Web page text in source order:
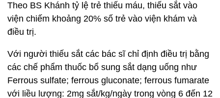
Theo BS Khánh tỷ lệ trẻ thiếu máu, thiếu sắt vào
viện chiếm khoảng 20% số trẻ vào viện khám và
điều trị.
Với người thiếu sắt các bác sĩ chỉ định điều trị bằng
các chế phẩm thuốc bổ sung sắt dạng uống như
Ferrous sulfate; ferrous gluconate; ferrous fumarate
với liều lượng: 2mg sắt/kg/ngày trong vòng 6 đến 12